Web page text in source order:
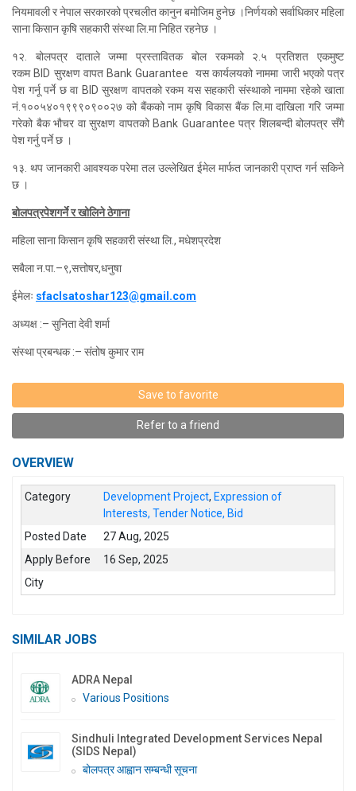
नियमावली र नेपाल सरकारको प्रचलीत कानुन बमोजिम हुनेछ ।निर्णयको सर्वाधिकार महिला
साना किसान कृषि सहकारी संस्था लि.मा निहित रहनेछ ।
१२. बोलपत्र दाताले जम्मा प्रस्तावितक बोल रकमको २.५ प्रतिशत एकमुष्ट
रकमBID सुरक्षण वापत Bank Guarantee यस कार्यलयको नाममा जारी भएको पत्र
पेश गर्नू पर्ने छ वा BID सुरक्षण वापतको रकम यस सहकारी संस्थाको नाममा रहेको खाता
नं.१००५४०१९९९०९००२७ को बैंकको नाम कृषि विकास बैंक लि.मा दाखिला गरि जम्मा
गरेको बैक भौचर वा सुरक्षण वापतको Bank Guarantee पत्र शिलबन्दी बोलपत्र सँगै
पेश गर्नु पर्ने छ ।
१३. थप जानकारी आवश्यक परेमा तल उल्लेखित ईमेल मार्फत जानकारी प्राप्त गर्न सकिने
छ ।
बोलपत्रपेशगर्ने र खोलिने ठेगाना
महिला साना किसान कृषि सहकारी संस्था लि., मधेशप्रदेश
सबैला न.पा.–९,सत्तोषर,धनुषा
ईमेलः sfaclsatoshar123@gmail.com
अध्यक्ष :– सुनिता देवी शर्मा
संस्था प्रबन्धक :– संतोष कुमार राम
Save to favorite
Refer to a friend
OVERVIEW
Category Development Project,Expression of
Interests, Tender Notice, Bid
Posted Date
27 Aug, 2025
Apply Before
16 Sep, 2025
City
SIMILAR JOBS
ADRA Nepal
Various Positions
Sindhuli Integrated Development Services Nepal
(SIDS Nepal)
बोलपत्र आह्वान सम्बन्धी सूचना